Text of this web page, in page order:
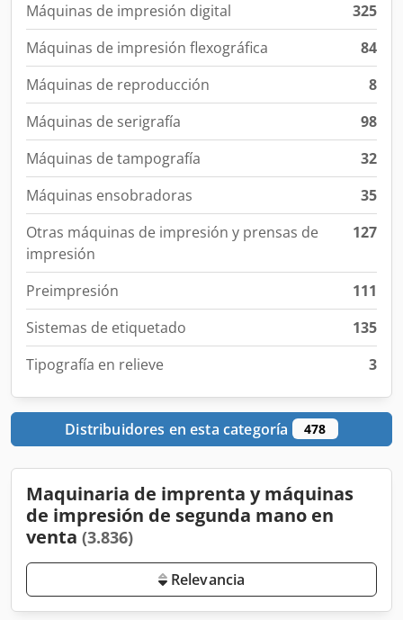
Máquinas de impresión digital
325
Máquinas de impresión flexográfica
84
Máquinas de reproducción
8
Máquinas de serigrafía
98
Máquinas de tampografía
32
Máquinas ensobradoras
35
Otras máquinas de impresión y prensas de
impresión
127
Preimpresión
111
Sistemas de etiquetado
135
Tipografía en relieve
3
Distribuidores en esta categoría 478
Maquinaria de imprenta y máquinas
de impresión de segunda mano en
venta (3.836)
Relevancia